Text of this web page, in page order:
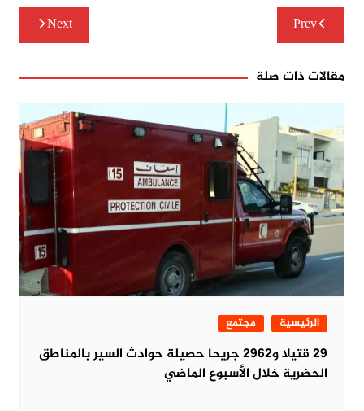
تصفّح
المقالاتPrev
Next
مقالات ذات صلة
الرئيسية مجتمع
29 قتيلا و2962 جريحا حصيلة حوادث السير بالمناطق
الحضرية خلال الأسبوع الماضي